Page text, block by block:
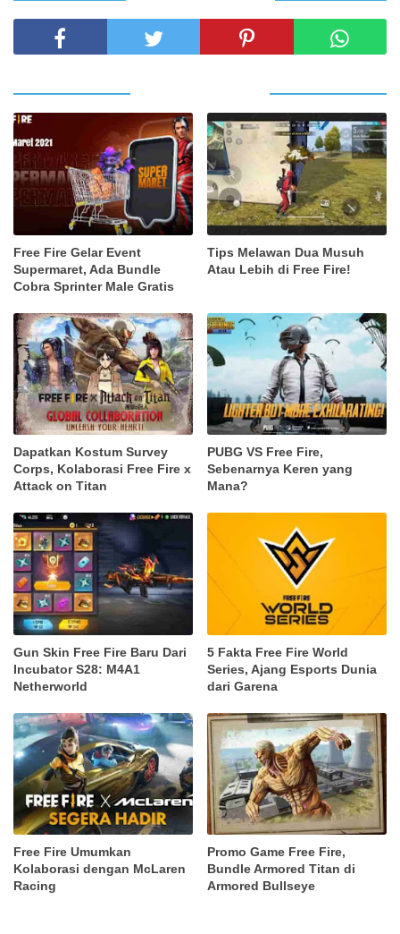
Free Fire Gelar Event
Supermaret, Ada Bundle
Cobra Sprinter Male Gratis
Tips Melawan Dua Musuh
Atau Lebih di Free Fire!
Dapatkan Kostum Survey
Corps, Kolaborasi Free Fire x
Attack on Titan
PUBG VS Free Fire,
Sebenarnya Keren yang
Mana?
Gun Skin Free Fire Baru Dari
Incubator S28: M4A1
Netherworld
5 Fakta Free Fire World
Series, Ajang Esports Dunia
dari Garena
Free Fire Umumkan
Kolaborasi dengan McLaren
Racing
Promo Game Free Fire,
Bundle Armored Titan di
Armored Bullseye